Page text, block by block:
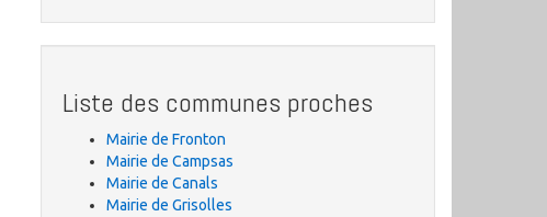
Liste des communes proches
Mairie de Fronton
Mairie de Campsas
Mairie de Canals
Mairie de Grisolles